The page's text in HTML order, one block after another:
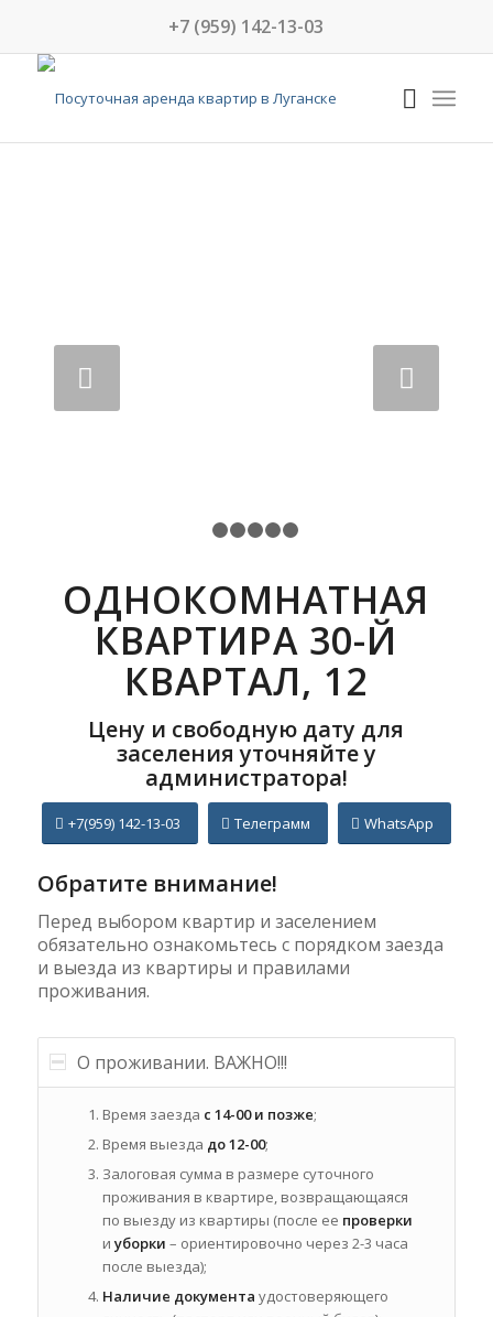
+7 (959) 142-13-03
ОДНОКОМНАТНАЯ
КВАРТИРА 30-Й
КВАРТАЛ, 12
Цену и свободную дату для
заселения уточняйте у
администратора!
+7(959) 142-13-03 Телеграмм WhatsApp
Обратите внимание!
Перед выбором квартир и заселением
обязательно ознакомьтесь с порядком заезда
и выезда из квартиры и правилами
проживания.
О проживании. ВАЖНО!!!
Время заезда с 14-00 и позже;
Время выезда до 12-00;
Залоговая сумма в размере суточного
проживания в квартире, возвращающаяся
по выезду из квартиры (после ее проверки
и уборки – ориентировочно через 2-3 часа
после выезда);
Наличие документа удостоверяющего